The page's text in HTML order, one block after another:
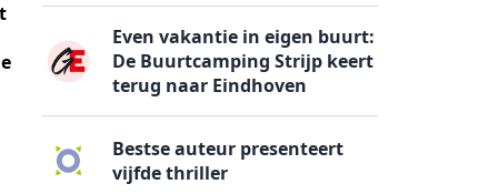
Even vakantie in eigen buurt:
De Buurtcamping Strijp keert
terug naar Eindhoven
Bestse auteur presenteert
vijfde thriller